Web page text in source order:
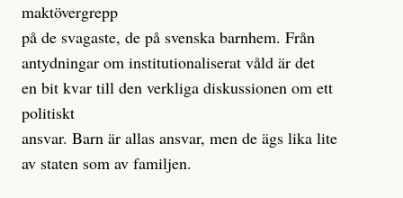
maktövergrepp
på de svagaste, de på svenska barnhem. Från
antydningar om institutionaliserat våld är det
en bit kvar till den verkliga diskussionen om ett
politiskt
ansvar. Barn är allas ansvar, men de ägs lika lite
av staten som av familjen.